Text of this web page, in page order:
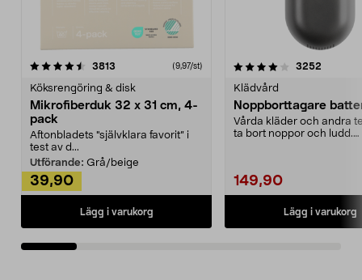
3813 (9,97/st)
Köksrengöring & disk
Mikrofiberduk 32 x 31 cm, 4-
pack
Aftonbladets "självklara favorit” i
test av d...
Utförande: Grå/beige
39,90
Lägg i varukorg
4.0av 5 stjärnor 3252
Klädvård
Noppborttagare
Vårda kläder och andra
ta bort noppor och ludd.
149,90
Lägg i varukorg
4.5av 5 stjärnor